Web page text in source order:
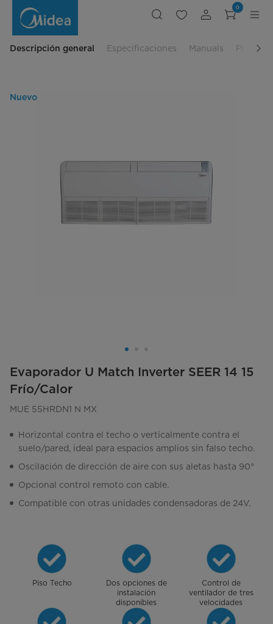
0
Descripción general Especificaciones Manuals
Nuevo
Evaporador U Match Inverter SEER 14 15
Frío/Calor
MUE 55HRDN1 N MX
Horizontal contra el techo o verticalmente contra el
suelo/pared, ideal para espacios amplios sin falso techo.
Oscilación de dirección de aire con sus aletas hasta 90°
Opcional control remoto con cable.
Compatible con otras unidades condensadoras de 24V.
Piso Techo
Dos opciones de
instalación
disponibles
Control de
ventilador de tres
velocidades